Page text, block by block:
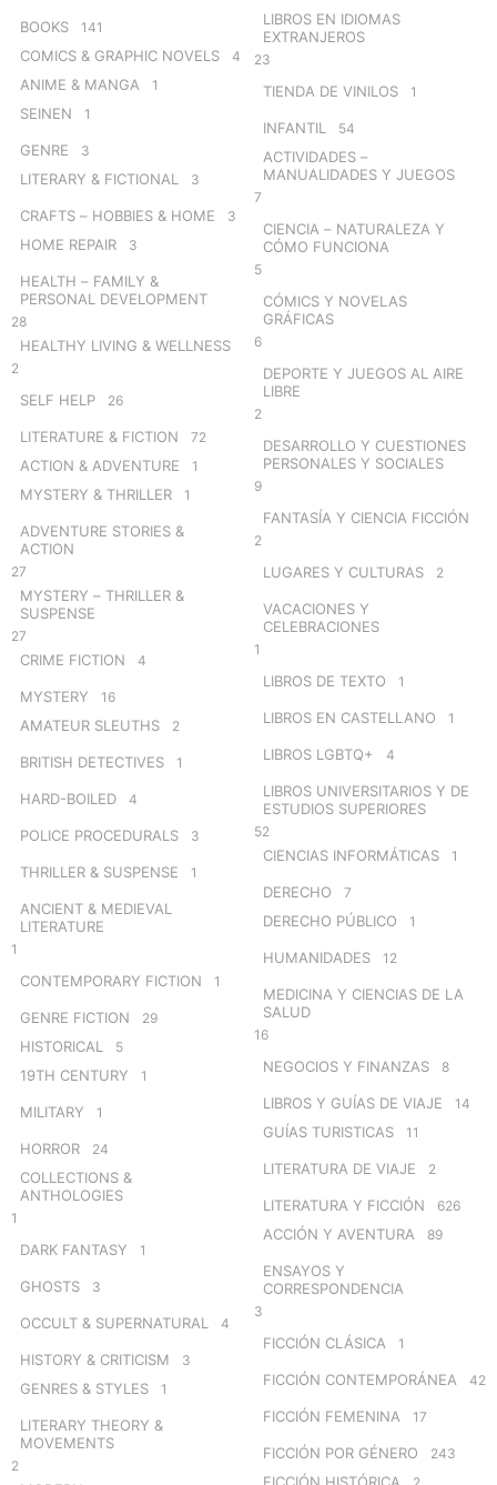
BOOKS 141
COMICS & GRAPHIC NOVELS 4
ANIME & MANGA 1
SEINEN 1
GENRE 3
LITERARY & FICTIONAL 3
CRAFTS – HOBBIES & HOME 3
HOME REPAIR 3
HEALTH – FAMILY &
PERSONAL DEVELOPMENT
28
HEALTHY LIVING & WELLNESS
2
SELF HELP 26
LITERATURE & FICTION 72
ACTION & ADVENTURE 1
MYSTERY & THRILLER 1
ADVENTURE STORIES &
ACTION
27
MYSTERY – THRILLER &
SUSPENSE
27
CRIME FICTION 4
MYSTERY 16
AMATEUR SLEUTHS 2
BRITISH DETECTIVES 1
HARD-BOILED 4
POLICE PROCEDURALS 3
THRILLER & SUSPENSE 1
ANCIENT & MEDIEVAL
LITERATURE
1
CONTEMPORARY FICTION 1
GENRE FICTION 29
HISTORICAL 5
19TH CENTURY 1
MILITARY 1
HORROR 24
COLLECTIONS &
ANTHOLOGIES
1
DARK FANTASY 1
GHOSTS 3
OCCULT & SUPERNATURAL 4
HISTORY & CRITICISM 3
GENRES & STYLES 1
LITERARY THEORY &
MOVEMENTS
2
LIBROS EN IDIOMAS
EXTRANJEROS
23
TIENDA DE VINILOS 1
INFANTIL 54
ACTIVIDADES –
MANUALIDADES Y JUEGOS
7
CIENCIA – NATURALEZA Y
CÓMO FUNCIONA
5
CÓMICS Y NOVELAS
GRÁFICAS
6
DEPORTE Y JUEGOS AL AIRE
LIBRE
2
DESARROLLO Y CUESTIONES
PERSONALES Y SOCIALES
9
FANTASÍA Y CIENCIA FICCIÓN
2
LUGARES Y CULTURAS 2
VACACIONES Y
CELEBRACIONES
1
LIBROS DE TEXTO 1
LIBROS EN CASTELLANO 1
LIBROS LGBTQ+ 4
LIBROS UNIVERSITARIOS Y DE
ESTUDIOS SUPERIORES
52
CIENCIAS INFORMÁTICAS 1
DERECHO 7
DERECHO PÚBLICO 1
HUMANIDADES 12
MEDICINA Y CIENCIAS DE LA
SALUD
16
NEGOCIOS Y FINANZAS 8
LIBROS Y GUÍAS DE VIAJE 14
GUÍAS TURISTICAS 11
LITERATURA DE VIAJE 2
LITERATURA Y FICCIÓN 626
ACCIÓN Y AVENTURA 89
ENSAYOS Y
CORRESPONDENCIA
3
FICCIÓN CLÁSICA 1
FICCIÓN CONTEMPORÁNEA 42
FICCIÓN FEMENINA 17
FICCIÓN POR GÉNERO 243